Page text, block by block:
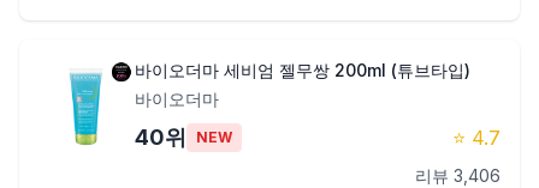
바이오더마 세비엄 젤무쌍 200ml (튜브타입)
바이오더마
40위 NEW ⭐ 4.7
리뷰 3,406